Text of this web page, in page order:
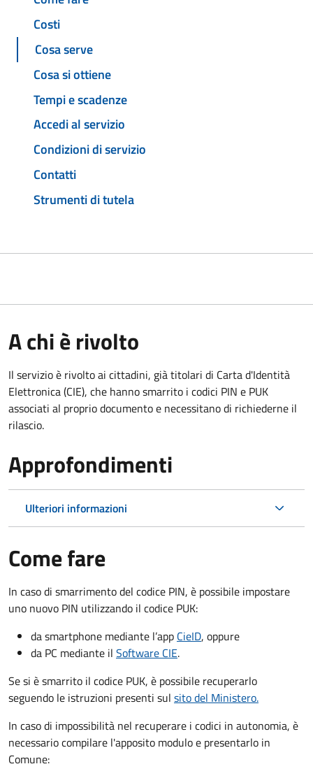
Costi
Cosa serve
Cosa si ottiene
Tempi e scadenze
Accedi al servizio
Condizioni di servizio
Contatti
Strumenti di tutela
A chi è rivolto
Il servizio è rivolto ai cittadini, già titolari di Carta d'Identità
Elettronica (CIE), che hanno smarrito i codici PIN e PUK
associati al proprio documento e necessitano di richiederne il
rilascio.
Approfondimenti
Ulteriori informazioni
Come fare
In caso di smarrimento del codice PIN, è possibile impostare
uno nuovo PIN utilizzando il codice PUK:
da smartphone mediante l’app CieID, oppure
da PC mediante il Software CIE.
Se si è smarrito il codice PUK, è possibile recuperarlo
seguendo le istruzioni presenti sul sito del Ministero.
In caso di impossibilità nel recuperare i codici in autonomia, è
necessario compilare l'apposito modulo e presentarlo in
Comune: